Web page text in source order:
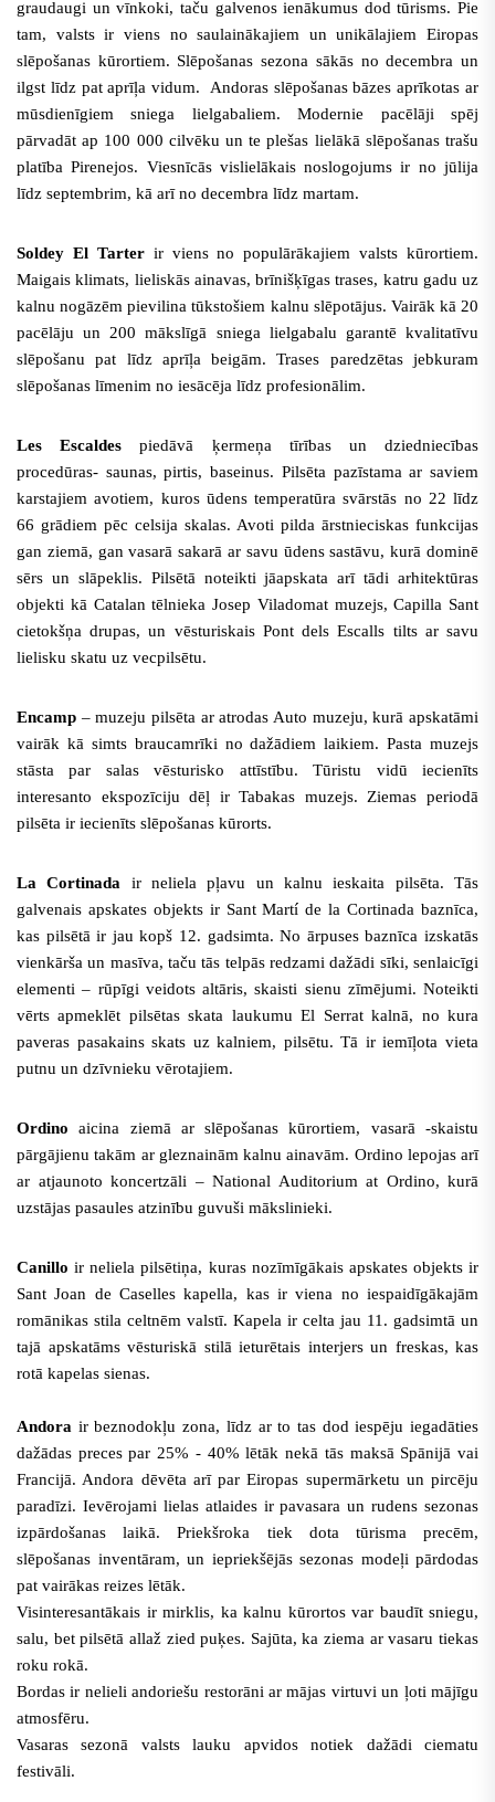
graudaugi un vīnkoki, taču galvenos ienākumus dod tūrisms. Pie
tam, valsts ir viens no saulainākajiem un unikālajiem Eiropas
slēpošanas kūrortiem. Slēpošanas sezona sākās no decembra un
ilgst līdz pat aprīļa vidum. Andoras slēpošanas bāzes aprīkotas ar
mūsdienīgiem sniega lielgabaliem. Modernie pacēlāji spēj
pārvadāt ap 100 000 cilvēku un te plešas lielākā slēpošanas trašu
platība Pirenejos. Viesnīcās vislielākais noslogojums ir no jūlija
līdz septembrim, kā arī no decembra līdz martam.
Soldey El Tarterir viens no populārākajiem valsts kūrortiem.
Maigais klimats, lieliskās ainavas, brīnišķīgas trases, katru gadu uz
kalnu nogāzēm pievilina tūkstošiem kalnu slēpotājus. Vairāk kā 20
pacēlāju un 200 mākslīgā sniega lielgabalu garantē kvalitatīvu
slēpošanu pat līdz aprīļa beigām. Trases paredzētas jebkuram
slēpošanas līmenim no iesācēja līdz profesionālim.
Les Escaldes piedāvā ķermeņa tīrības un dziedniecības
procedūras- saunas, pirtis, baseinus. Pilsēta pazīstama ar saviem
karstajiem avotiem, kuros ūdens temperatūra svārstās no 22 līdz
66 grādiem pēc celsija skalas. Avoti pilda ārstnieciskas funkcijas
gan ziemā, gan vasarā sakarā ar savu ūdens sastāvu, kurā dominē
sērs un slāpeklis. Pilsētā noteikti jāapskata arī tādi arhitektūras
objekti kā Catalan tēlnieka Josep Viladomat muzejs, Capilla Sant
cietokšņa drupas, un vēsturiskais Pont dels Escalls tilts ar savu
lielisku skatu uz vecpilsētu.
Encamp – muzeju pilsēta ar atrodas Auto muzeju, kurā apskatāmi
vairāk kā simts braucamrīki no dažādiem laikiem. Pasta muzejs
stāsta par salas vēsturisko attīstību. Tūristu vidū iecienīts
interesanto ekspozīciju dēļ ir Tabakas muzejs.Ziemas periodā
pilsēta ir iecienīts slēpošanas kūrorts.
La Cortinada ir neliela pļavu un kalnu ieskaita pilsēta. Tās
galvenais apskates objekts ir Sant Martí de la Cortinada baznīca,
kas pilsētā ir jau kopš 12. gadsimta. No ārpuses baznīca izskatās
vienkārša un masīva, taču tās telpās redzami dažādi sīki, senlaicīgi
elementi – rūpīgi veidots altāris, skaisti sienu zīmējumi. Noteikti
vērts apmeklēt pilsētas skata laukumu El Serrat kalnā, no kura
paveras pasakains skats uz kalniem, pilsētu. Tā ir iemīļota vieta
putnu un dzīvnieku vērotajiem.
Ordinoaicina ziemā ar slēpošanas kūrortiem, vasarā -skaistu
pārgājienu takām ar gleznainām kalnu ainavām. Ordino lepojas arī
ar atjaunoto koncertzāli – National Auditorium at Ordino, kurā
uzstājas pasaules atzinību guvuši mākslinieki.
Canillo ir neliela pilsētiņa, kuras nozīmīgākais apskates objekts ir
Sant Joan de Caselles kapella, kas ir viena no iespaidīgākajām
romānikas stila celtnēm valstī. Kapela ir celta jau 11. gadsimtā un
tajā apskatāms vēsturiskā stilā ieturētais interjers un freskas, kas
rotā kapelas sienas.
Andora ir beznodokļu zona, līdz ar to tas dod iespēju iegadāties
dažādas preces par 25% - 40% lētāk nekā tās maksā Spānijā vai
Francijā. Andora dēvēta arī par Eiropas supermārketu un pircēju
paradīzi. Ievērojami lielas atlaides ir pavasara un rudens sezonas
izpārdošanas laikā. Priekšroka tiek dota tūrisma precēm,
slēpošanas inventāram, un iepriekšējās sezonas modeļi pārdodas
pat vairākas reizes lētāk.
Visinteresantākais ir mirklis, ka kalnu kūrortos var baudīt sniegu,
salu, bet pilsētā allaž zied puķes. Sajūta, ka ziema ar vasaru tiekas
roku rokā.
Bordas ir nelieli andoriešu restorāni ar mājas virtuvi un ļoti mājīgu
atmosfēru.
Vasaras sezonā valsts lauku apvidos notiek dažādi ciematu
festivāli.